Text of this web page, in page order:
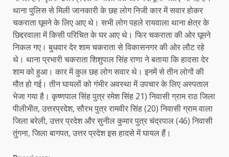
थाना पुलिस से मिली जानकारी के छह लोग निजी कार में सवार होकर
चकराता घूमने के लिए आए थे। सभी लोग पहले रायवाला थाना क्षेत्र के
छिद्दरवाला में किसी परिचित के घर आए थे। फिर चकराता की ओर घूमने
निकल गए। बुधवार देर शाम चकराता से विकासनगर की ओर लौट रहे
थे। थाना प्रभारी चकराता शिशुपाल सिंह राणा ने बताया कि हादसा देर
शाम को हुआ। कार में कुल छह लोग सवार थे। इनमें से तीन लोगों की
मौत हो गई। तीन घायलों को गंभीर अवस्था में उपचार के लिए अस्पताल
भेजा गया है। कृष्णपाल सिंह पुत्र रमेश सिंह 21) निवासी ग्राम राठ जिला
पीलीभीत, उत्तरप्रदेश, सौरभ पुत्र रामवीर सिंह (20) निवासी ग्राम वाला
जिला बरेली, उत्तर प्रदेश और सुनील कुमार पुत्र चंद्रपाल (46) निवासी
तुंगना, जिला बागपत, उत्तर प्रदेश इस हादसे में घायल हैं।